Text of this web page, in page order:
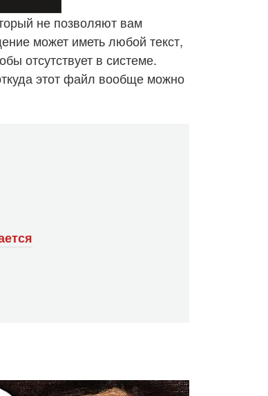
не позволяют вам
может иметь любой текст,
отсутствует в системе.
этот файл вообще можно